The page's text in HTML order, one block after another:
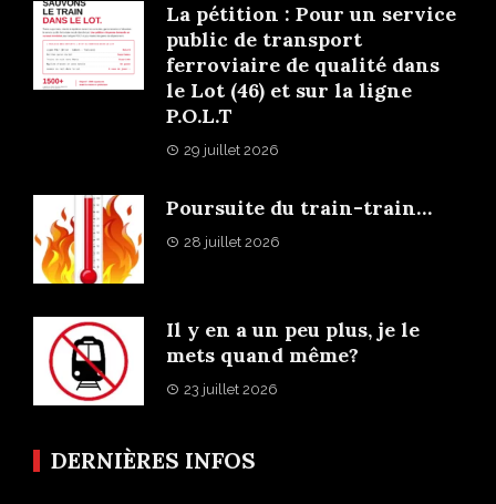
La pétition : Pour un service
public de transport
ferroviaire de qualité dans
le Lot (46) et sur la ligne
P.O.L.T
29 juillet 2026
Poursuite du train-train…
28 juillet 2026
Il y en a un peu plus, je le
mets quand même?
23 juillet 2026
DERNIÈRES INFOS